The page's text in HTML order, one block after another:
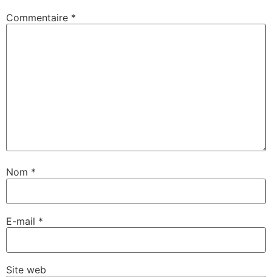
Commentaire *
Nom *
E-mail *
Site web